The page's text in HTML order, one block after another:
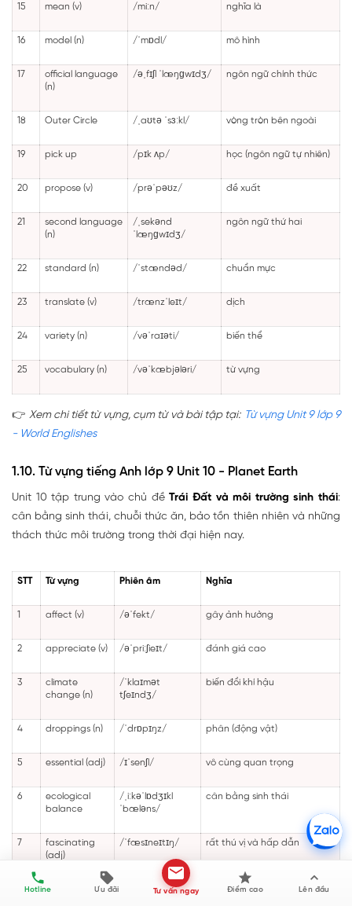
15 mean (v) /miːn/ nghĩa là
16 model (n) /ˈmɒdl/ mô hình
17
official language
(n)
/əˌfɪʃl ˈlæŋɡwɪdʒ/ ngôn ngữ chính thức
18 Outer Circle /ˌaʊtə ˈsɜːkl/ vòng tròn bên ngoài
19 pick up /pɪk ʌp/ học (ngôn ngữ tự nhiên)
20 propose (v) /prəˈpəʊz/ đề xuất
21
second language
(n)
/ˌsekənd
ˈlæŋɡwɪdʒ/
ngôn ngữ thứ hai
22 standard (n) /ˈstændəd/ chuẩn mực
23 translate (v) /trænzˈleɪt/ dịch
24 variety (n) /vəˈraɪəti/ biến thể
25 vocabulary (n) /vəˈkæbjələri/ từ vựng
👉 Xem chi tiết từ vựng, cụm từ và bài tập tại: Từ vựng Unit 9 lớp 9
- World Englishes
1.10. Từ vựng tiếng Anh lớp 9 Unit 10 - Planet Earth
Unit 10 tập trung vào chủ đềTrái Đất và môi trường sinh thái:
cân bằng sinh thái, chuỗi thức ăn, bảo tồn thiên nhiên và những
thách thức môi trường trong thời đại hiện nay.
STT Từ vựng Phiên âm Nghĩa
1 affect (v) /əˈfekt/ gây ảnh hưởng
2 appreciate (v) /əˈpriːʃieɪt/ đánh giá cao
3
climate
change (n)
/ˈklaɪmət
tʃeɪndʒ/
biến đổi khí hậu
4 droppings (n) /ˈdrɒpɪŋz/ phân (động vật)
5 essential (adj) /ɪˈsenʃl/ vô cùng quan trọng
6
ecological
balance
/ˌiːkəˈlɒdʒɪkl
ˈbæləns/
cân bằng sinh thái
7
fascinating
(adj)
/ˈfæsɪneɪtɪŋ/ rất thú vị và hấp dẫn
fertiliser (n) /ˈfɜːtəlaɪzə/ phân bón
Hotline Ưu đãi Tư vấn ngay Điểm cao Lên đầu
Nguyễn Văn Kiển đã đăng ký khóa học B-Advanced A course -